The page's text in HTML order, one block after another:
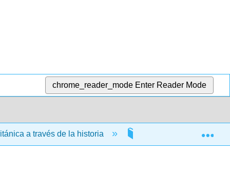
chrome_reader_mode Enter Reader Mode
a través de la historia 7: La Era Victoriana